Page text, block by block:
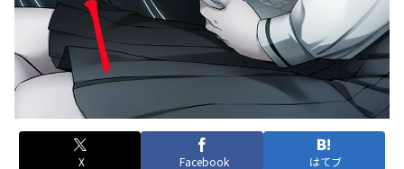
X Facebook はてブ